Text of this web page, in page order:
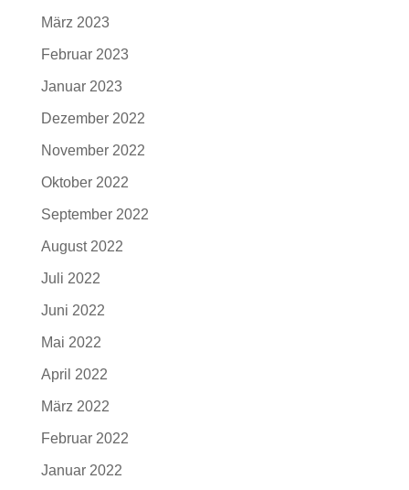
März 2023
Februar 2023
Januar 2023
Dezember 2022
November 2022
Oktober 2022
September 2022
August 2022
Juli 2022
Juni 2022
Mai 2022
April 2022
März 2022
Februar 2022
Januar 2022